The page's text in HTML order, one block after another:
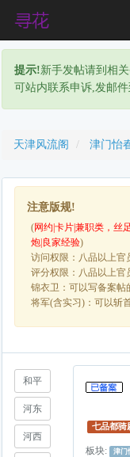
提示!新手发帖请到相
可站内联系申诉,发邮件
天津风流阁 津门怡
注意版规!
(网约|卡片|兼职类，丝
炮|良家经验)
访问权限：八品以上官
评分权限：八品以上官
锦衣卫：可以写备案帖
将军(含实习)：可以斩
和平
河东
河西
七品都骑
板块: 津门